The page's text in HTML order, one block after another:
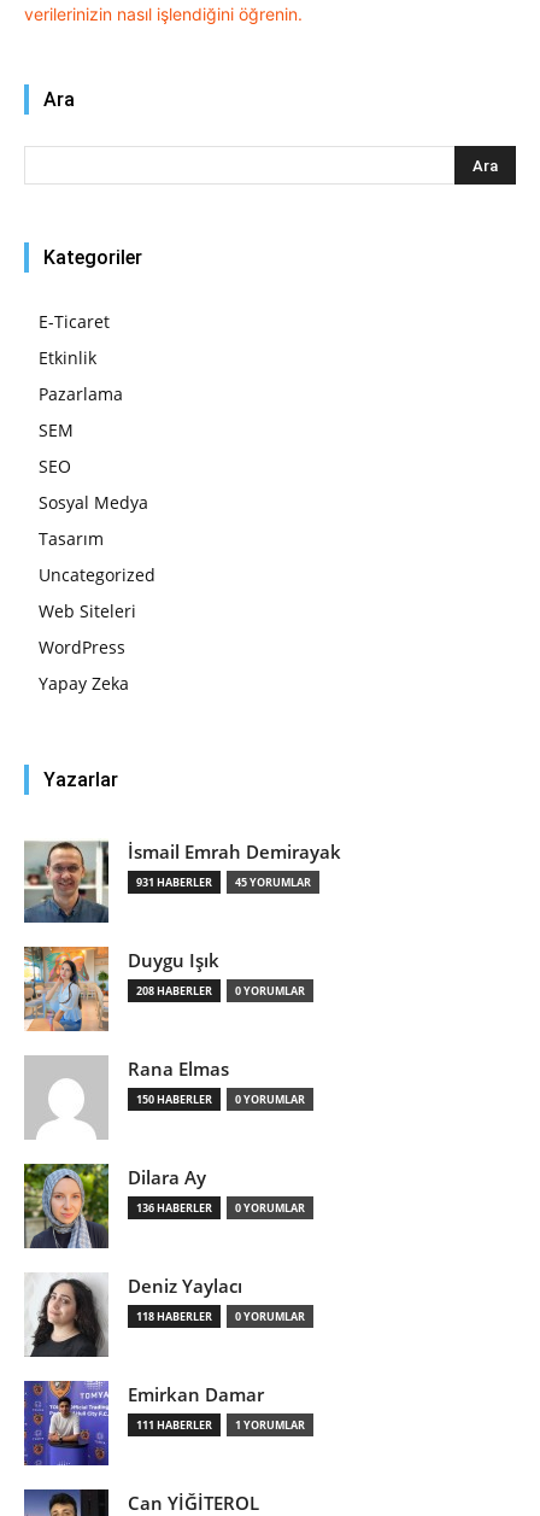
verilerinizin nasıl işlendiğini öğrenin.
Ara
Kategoriler
E-Ticaret
Etkinlik
Pazarlama
SEM
SEO
Sosyal Medya
Tasarım
Uncategorized
Web Siteleri
WordPress
Yapay Zeka
Yazarlar
İsmail Emrah Demirayak
931 HABERLER 45 YORUMLAR
Duygu Işık
208 HABERLER 0 YORUMLAR
Rana Elmas
150 HABERLER 0 YORUMLAR
Dilara Ay
136 HABERLER 0 YORUMLAR
Deniz Yaylacı
118 HABERLER 0 YORUMLAR
Emirkan Damar
111 HABERLER 1 YORUMLAR
Can YİĞİTEROL